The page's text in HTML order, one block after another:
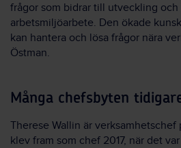
frågor som bidrar till utveckling
arbetsmiljöarbete. Den ökade
kan hantera och lösa frågor nära
Östman.
Många chefsbyten
Therese Wallin är verksamhetschef
klev fram som chef 2017, när det